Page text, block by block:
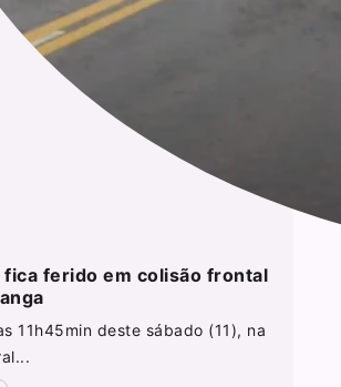
ferido em colisão frontal
11h45min deste sábado (11), na